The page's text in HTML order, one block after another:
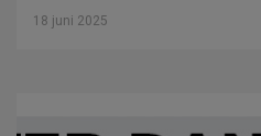
18 juni 2025